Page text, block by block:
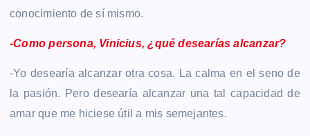
conocimiento de sí mismo.
-Como persona, Vinicius, ¿qué desearías alcanzar?
-Yo desearía alcanzar otra cosa. La calma en el seno de
la pasión. Pero desearía alcanzar una tal capacidad de
amar que me hiciese útil a mis semejantes.